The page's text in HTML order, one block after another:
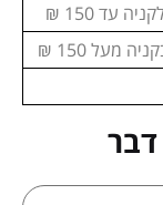
מעל 150 ₪